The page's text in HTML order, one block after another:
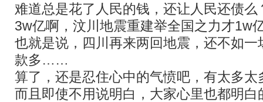
难道总是花了人民的钱，还让人民还债么
3w亿啊，汶川地震重建举全国之力才1w
也就是说，四川再来两回地震，还不如
款多……
算了，还是忍住心中的气愤吧，有太多
而且即使不用说明白，大家心里也都明